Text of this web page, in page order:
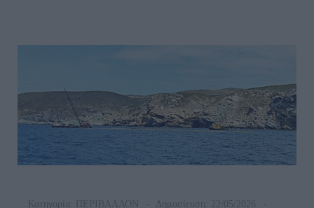
Κατηγορία: ΠΕΡΙΒΑΛΛΟΝ
Δημοσίευση: 22/05/2026